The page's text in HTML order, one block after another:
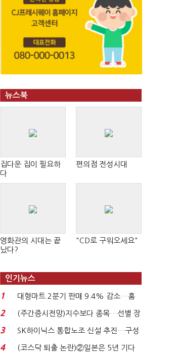
뉴스북
집다운 집이 필요하
다
편의점 전성시대
영화관의 시대는 끝
났다?
"CD로 구워오세요"
인기뉴스
1
대형마트 2분기 판매 9.4% 감소…홈
플러스 사태 여파...
2
(주간증시전망)지수보다 종목…선별 장
세 이어진다...
3
SK하이닉스 통합노조 신설 추진…구성
원 간 성과급 불...
4
(코스닥 퇴출 논란)②일본은 5년 기다